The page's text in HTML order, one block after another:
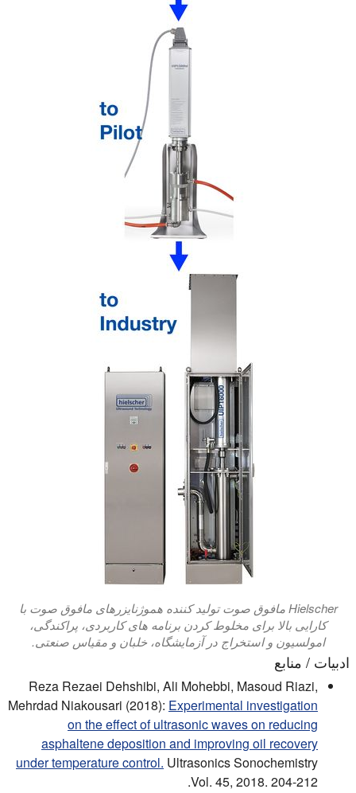
Hielscher مافوق صوت تولید کننده هموژنایزرهای مافوق صوت با
کارایی بالا برای مخلوط کردن برنامه های کاربردی، پراکندگی،
امولسیون و استخراج در آزمایشگاه، خلبان و مقیاس صنعتی.
ادبیات / منابع
Reza Rezaei Dehshibi, Ali Mohebbi, Masoud Riazi,
Mehrdad Niakousari (2018): Experimental investigation
on the effect of ultrasonic waves on reducing
asphaltene deposition and improving oil recovery
under temperature control. Ultrasonics Sonochemistry
Vol. 45, 2018. 204-212.